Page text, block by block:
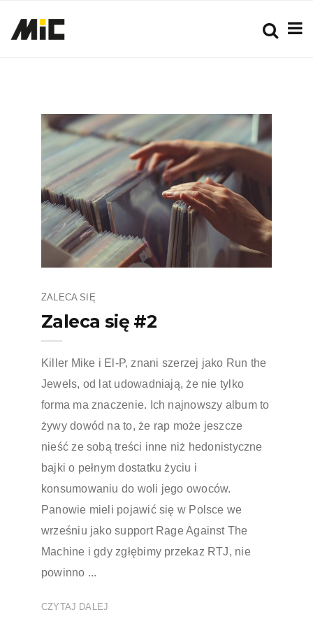
ZALECA SIĘ
Zaleca się #2
Killer Mike i El-P, znani szerzej jako Run the
Jewels, od lat udowadniają, że nie tylko
forma ma znaczenie. Ich najnowszy album to
żywy dowód na to, że rap może jeszcze
nieść ze sobą treści inne niż hedonistyczne
bajki o pełnym dostatku życiu i
konsumowaniu do woli jego owoców.
Panowie mieli pojawić się w Polsce we
wrześniu jako support Rage Against The
Machine i gdy zgłębimy przekaz RTJ, nie
powinno ...
CZYTAJ DALEJ